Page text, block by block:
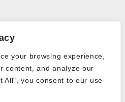
your browsing experience,
content, and analyze our
All", you consent to our use